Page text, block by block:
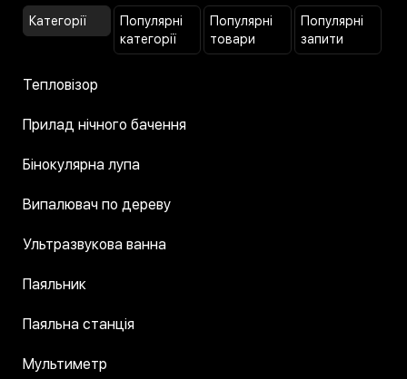
Категорії
Популярні
категорії
Популярні
товари
Популярні
запити
Тепловізор
Прилад нічного бачення
Бінокулярна лупа
Випалювач по дереву
Ультразвукова ванна
Паяльник
Паяльна станція
Мультиметр